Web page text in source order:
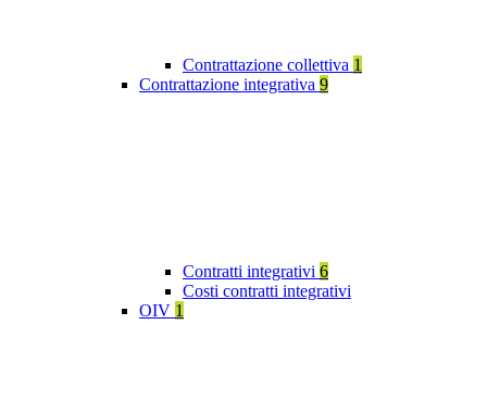
Contrattazione collettiva 1
Contrattazione integrativa 9
Contratti integrativi 6
Costi contratti integrativi
OIV 1